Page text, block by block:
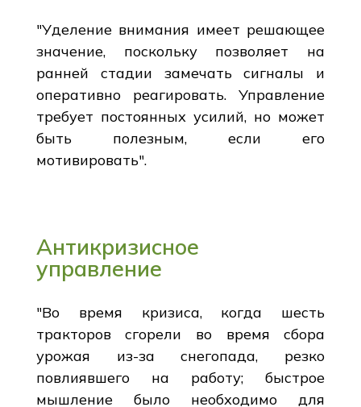
"Уделение внимания имеет решающее
значение, поскольку позволяет на
ранней стадии замечать сигналы и
оперативно реагировать. Управление
требует постоянных усилий, но может
быть полезным, если его
мотивировать".
Антикризисное
управление
"Во время кризиса, когда шесть
тракторов сгорели во время сбора
урожая из-за снегопада, резко
повлиявшего на работу; быстрое
мышление было необходимо для